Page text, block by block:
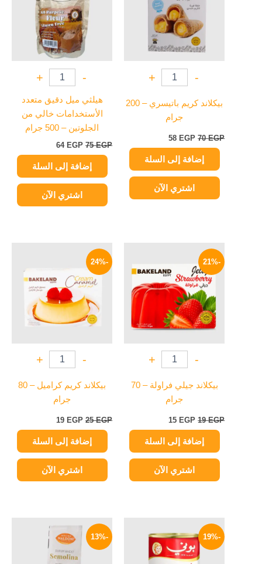
-
+
بيكلاند كريم باتيسري – 200
جرام
70EGP
58 EGP
إضافة إلى السلة
اشتري الآن
-
+
هيلثي ميل دقيق متعدد
الأستخدامات خالي من
الجلوتين – 500 جرام
75EGP
64 EGP
إضافة إلى السلة
اشتري الآن
-21%
-
+
بيكلاند جيلي فراولة – 70
جرام
19EGP
هو:
19 EGP.
15 EGP
15 EGP.
إضافة إلى السلة
اشتري الآن
-24%
-
+
بيكلاند كريم كراميل – 80
جرام
25EGP
25 EGP.
19 EGP
19 EGP.
إضافة إلى السلة
اشتري الآن
-19%
الأصلي
هو:
185 EGP.
الحالي
هو:
149 EGP.
-13%
الأصلي
هو:
200 EGP.
الحالي
هو: